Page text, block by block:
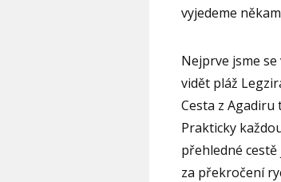
vyjedeme
Nejprve jsme
vidět pláž
Cesta z
Prakticky
přehledné
za překročení